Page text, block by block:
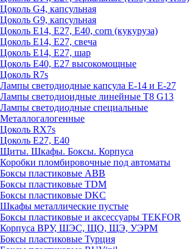
Цоколь G4, капсульная
Цоколь G9, капсульная
Цоколь Е14, Е27, Е40, corn (кукуруза)
Цоколь Е14, Е27, свеча
Цоколь Е14, Е27, шар
Цоколь Е40, Е27 высокомощные
Цоколь R7s
Лампы светодиодные капсула Е-14 и Е-27
Лампы светодиоидные линейные T8 G13
Лампы светодиодные специальные
Металлогалогенные
Цоколь RX7s
Цоколь Е27, E40
Щиты. Шкафы. Боксы. Корпуса
Коробки пломбировочные под автоматы
Боксы пластиковые ABB
Боксы пластиковые TDM
Боксы пластиковые DKC
Шкафы металлические пустые
Боксы пластиковые и аксессуары TEKFOR
Корпуса ВРУ, ШЭС, ЩО, ЩЭ, УЭРМ
Боксы пластиковые Турция